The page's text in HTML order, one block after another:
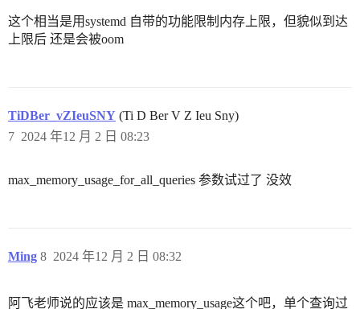
这个相当是用systemd 自带的功能限制内存上限，但貌似到达
上限后 还是会被oom
TiDBer_vZIeuSNY (Ti D Ber V Z Ieu Sny)
2024 年12 月 2 日 08:23
7
max_memory_usage_for_all_queries 参数试过了 没效
Ming 2024 年12 月 2 日 08:32
8
阿飞老师说的应该是 max_memory_usage这个吧，单个查询过